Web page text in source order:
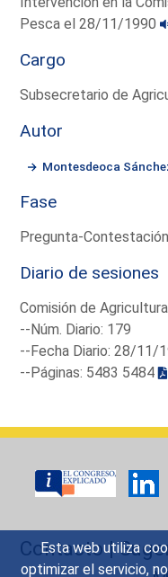
Esta web utiliza
optimizar el servicio,
Pesca el 28/11/1990
Cargo
Subsecretario de
Autor
Montesdeoca
Fase
Pregunta-Contestación
Diario de sesiones
Comisión de
--Núm. Diario: 179
--Fecha Diario: 28/11/
--Páginas: 5483 5484
Contacto|